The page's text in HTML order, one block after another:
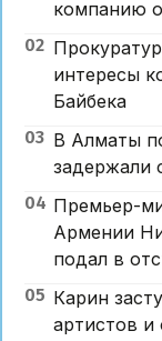
Отбасы банк
бойынша ескі
қойылатын
жеңілдетті
12:28, 06 Тамыз 2026
​FIDE үшін
жеңісі
арттыра ма?
компанию
02
интересы
Байбека
03 В Алматы
задержали
04 Премьер-
Армении
подал в
05 Карин
артистов и